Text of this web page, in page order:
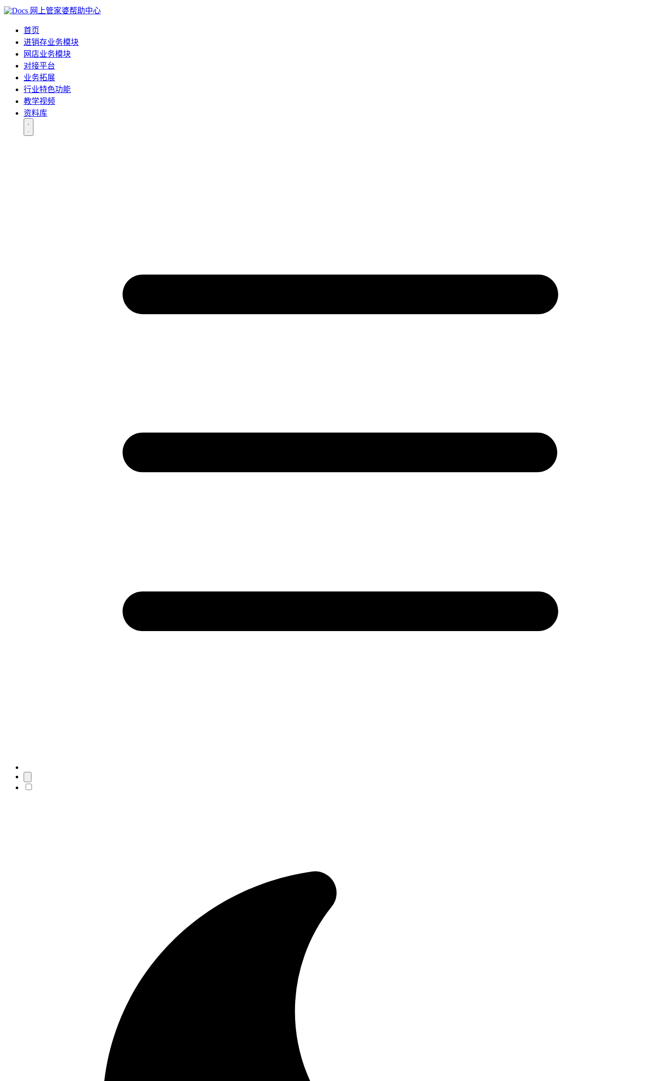
网上管家婆帮助中心
首页
进销存业务模块
网店业务模块
对接平台
业务拓展
行业特色功能
教学视频
资料库